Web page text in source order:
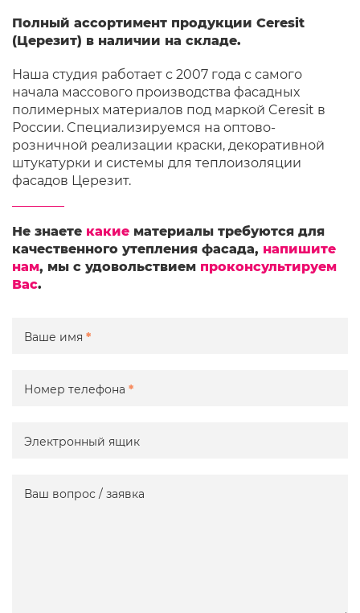
Полный ассортимент продукции Ceresit
(Церезит) в наличии на складе.
Наша студия работает с 2007 года с самого
начала массового производства фасадных
полимерных материалов под маркой Ceresit в
России. Cпециализируемся на оптово-
розничной реализации краски, декоративной
штукатурки и системы для теплоизоляции
фасадов Церезит.
Не знаете какие материалы требуются для
качественного утепления фасада, напишите
нам, мы с удовольствием проконсультируем
Вас.
Ваше имя *
Номер телефона *
Электронный ящик
Ваш вопрос / заявка